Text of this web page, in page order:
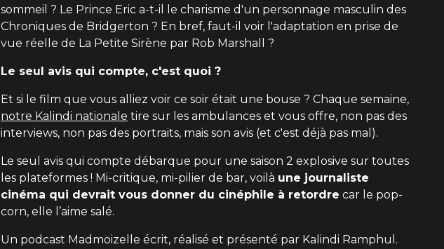
sommeil ? Le Prince Eric a-t-il le charisme d'un personnage masculin des
Chroniques de Bridgerton ? En bref, faut-il voir l'adaptation en prise de
vue réelle de La Petite Sirène par Rob Marshall ?
Le seul avis qui compte, c'est quoi ?
Et si le film que vous alliez voir ce soir était une bouse ? Chaque semaine,
notre Kalindi nationale tire sur les ambulances et vous offre, non pas des
interviews, non pas des portraits, mais son avis (et c'est déjà pas mal).
Le seul avis qui compte débarque pour une saison 2 explosive sur toutes
les plateformes ! Mi-critique, mi-pilier de bar, voilà une journaliste
cinéma qui devrait vous donner du cinéphile à retordre car le pop-
corn, elle l’aime salé.
Un podcast Madmoizelle écrit, réalisé et présenté par Kalindi Ramphul.